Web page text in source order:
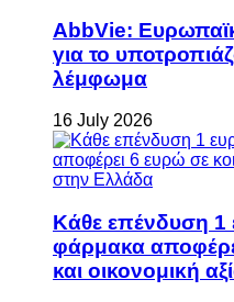
AbbVie:
για το
λέμφωμα
16 July 2026
Κάθε επένδυση 1
φάρμακα
και οικονομική